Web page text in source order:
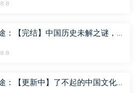
8.8
高途：【完结】中国历史未解之谜，百度网盘(190.41M)
8.8
高途：【更新中】了不起的中国文化，百度网盘(4.69G)